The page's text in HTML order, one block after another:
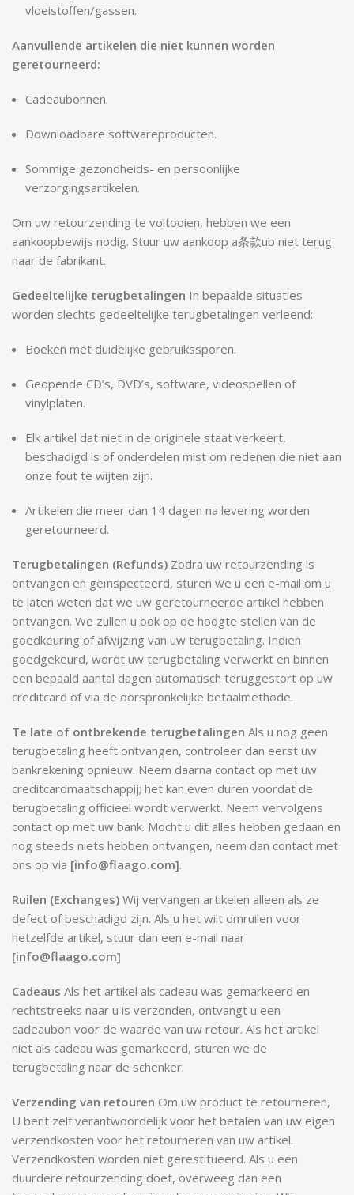
vloeistoffen/gassen.
Aanvullende artikelen die niet kunnen worden
geretourneerd:
Cadeaubonnen.
Downloadbare softwareproducten.
Sommige gezondheids- en persoonlijke
verzorgingsartikelen.
Om uw retourzending te voltooien, hebben we een
aankoopbewijs nodig. Stuur uw aankoop a条款ub niet terug
naar de fabrikant.
Gedeeltelijke terugbetalingen In bepaalde situaties
worden slechts gedeeltelijke terugbetalingen verleend:
Boeken met duidelijke gebruikssporen.
Geopende CD’s, DVD’s, software, videospellen of
vinylplaten.
Elk artikel dat niet in de originele staat verkeert,
beschadigd is of onderdelen mist om redenen die niet aan
onze fout te wijten zijn.
Artikelen die meer dan 14 dagen na levering worden
geretourneerd.
Terugbetalingen (Refunds) Zodra uw retourzending is
ontvangen en geïnspecteerd, sturen we u een e-mail om u
te laten weten dat we uw geretourneerde artikel hebben
ontvangen. We zullen u ook op de hoogte stellen van de
goedkeuring of afwijzing van uw terugbetaling. Indien
goedgekeurd, wordt uw terugbetaling verwerkt en binnen
een bepaald aantal dagen automatisch teruggestort op uw
creditcard of via de oorspronkelijke betaalmethode.
Te late of ontbrekende terugbetalingen Als u nog geen
terugbetaling heeft ontvangen, controleer dan eerst uw
bankrekening opnieuw. Neem daarna contact op met uw
creditcardmaatschappij; het kan even duren voordat de
terugbetaling officieel wordt verwerkt. Neem vervolgens
contact op met uw bank. Mocht u dit alles hebben gedaan en
nog steeds niets hebben ontvangen, neem dan contact met
ons op via [info@flaago.com].
Ruilen (Exchanges) Wij vervangen artikelen alleen als ze
defect of beschadigd zijn. Als u het wilt omruilen voor
hetzelfde artikel, stuur dan een e-mail naar
[info@flaago.com]
Cadeaus Als het artikel als cadeau was gemarkeerd en
rechtstreeks naar u is verzonden, ontvangt u een
cadeaubon voor de waarde van uw retour. Als het artikel
niet als cadeau was gemarkeerd, sturen we de
terugbetaling naar de schenker.
Verzending van retouren Om uw product te retourneren,
U bent zelf verantwoordelijk voor het betalen van uw eigen
verzendkosten voor het retourneren van uw artikel.
Verzendkosten worden niet gerestitueerd. Als u een
duurdere retourzending doet, overweeg dan een